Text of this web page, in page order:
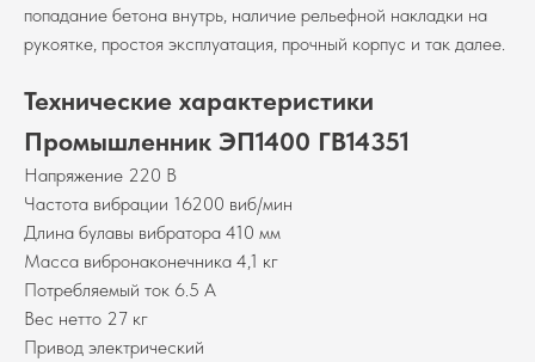
попадание бетона внутрь, наличие рельефной накладки на
рукоятке, простоя эксплуатация, прочный корпус и так далее.
Технические характеристики
Промышленник ЭП1400 ГВ14351
Напряжение 220 В
Частота вибрации 16200 виб/мин
Длина булавы вибратора 410 мм
Масса вибронаконечника 4,1 кг
Потребляемый ток 6.5 А
Вес нетто 27 кг
Привод электрический